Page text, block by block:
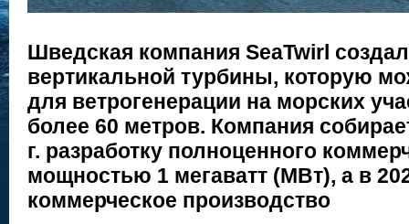
Шведская компания SeaTwirl
вертикальной турбины, которую
для ветрогенерации на морских
более 60 метров. Компания
г. разработку полноценного
мощностью 1 мегаватт (МВт), а в
коммерческое производство